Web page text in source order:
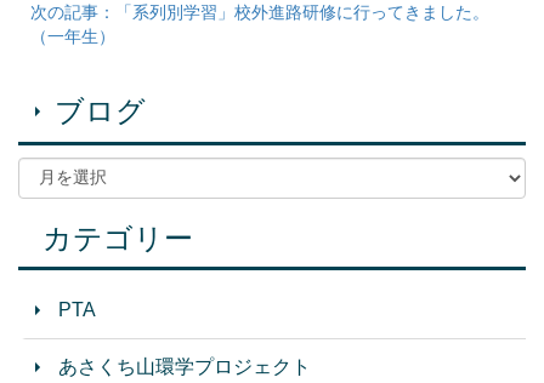
次の記事：「系列別学習」校外進路研修に行ってきました。
（一年生）
ブログ
カテゴリー
PTA
あさくち山環学プロジェクト